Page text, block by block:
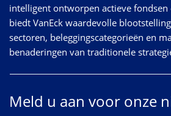
intelligent ontworpen actieve fondsen
biedt VanEck waardevolle
sectoren, beleggingscategorieën en
benaderingen van traditionele
Meld u aan voor onze